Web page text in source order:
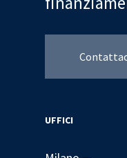
UFFICI